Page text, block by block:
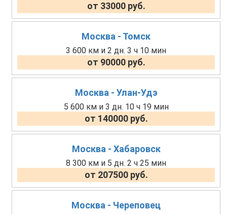
от 33000 руб.
Москва - Томск
3 600 км и 2 дн. 3 ч 10 мин
от 90000 руб.
Москва - Улан-Удэ
5 600 км и 3 дн. 10 ч 19 мин
от 140000 руб.
Москва - Хабаровск
8 300 км и 5 дн. 2 ч 25 мин
от 207500 руб.
Москва - Череповец